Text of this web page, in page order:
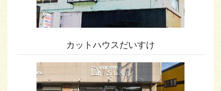
カットハウスだいすけ